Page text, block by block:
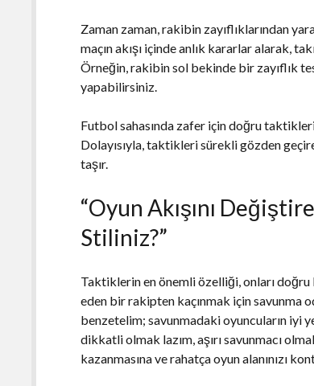
Zaman zaman, rakibin zayıflıklarından
maçın akışı içinde anlık kararlar alarak,
Örneğin, rakibin sol bekinde bir zayıflık
yapabilirsiniz.
Futbol sahasında zafer için doğru
Dolayısıyla, taktikleri sürekli gözden
taşır.
“Oyun Akışını
Stiliniz?”
Taktiklerin en önemli özelliği, onları
eden bir rakipten kaçınmak için savunma
benzetelim; savunmadaki oyuncuların iyi
dikkatli olmak lazım, aşırı savunmacı
kazanmasına ve rahatça oyun alanınızı